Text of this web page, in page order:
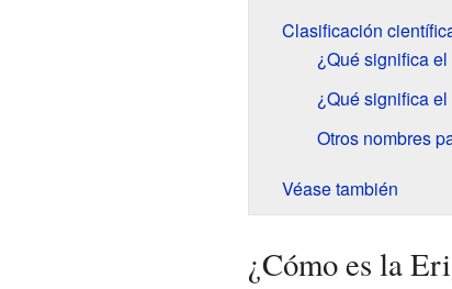
Clasificación
¿Qué significa
¿Qué significa
Otros nombres
Véase también
¿Cómo es la